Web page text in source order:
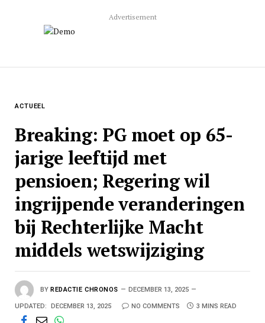
Advertisement
ACTUEEL
Breaking: PG moet op 65-
jarige leeftijd met
pensioen; Regering wil
ingrijpende veranderingen
bij Rechterlijke Macht
middels wetswijziging
BY REDACTIE CHRONOS DECEMBER 13, 2025
UPDATED: DECEMBER 13, 2025 NO COMMENTS 3 MINS READ